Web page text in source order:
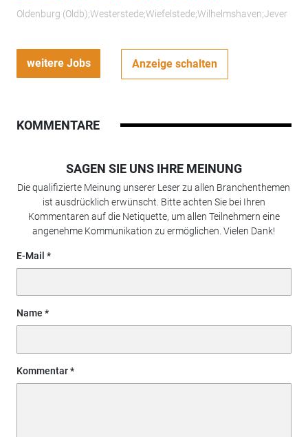
Oldenburg (Oldb);Westerstede;Wiefelstede;Wilhelmshaven;Jever
weitere Jobs Anzeige schalten
KOMMENTARE
SAGEN SIE UNS IHRE MEINUNG
Die qualifizierte Meinung unserer Leser zu allen Branchenthemen
ist ausdrücklich erwünscht. Bitte achten Sie bei Ihren
Kommentaren auf die Netiquette, um allen Teilnehmern eine
angenehme Kommunikation zu ermöglichen. Vielen Dank!
E-Mail
Name
Kommentar